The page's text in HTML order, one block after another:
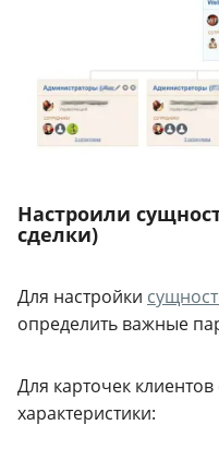
Настроили
сделки)
Для настройки
определить важные
Для карточек
характеристики: